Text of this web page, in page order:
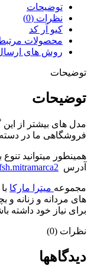
توضیحات
نظرات (0)
کیو آر کد
محصولات
روش های
توضیحات
توضیحات
مدل های بیشتر از این
فروشگاهی ما در دسته
همینطور میتوانید
آدرس
مجموعه میترا مارکا
های مردانه و زنانه و
برای نیاز خود داشته
نظرات (0)
دیدگاهها